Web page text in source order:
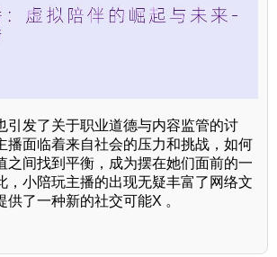
引发了关于职业道德与内容监管的讨
播面临着来自社会的压力和挑战，如何
之间找到平衡，成为摆在她们面前的一
，小陪玩主播的出现无疑丰富了网络文
供了一种新的社交可能X 。